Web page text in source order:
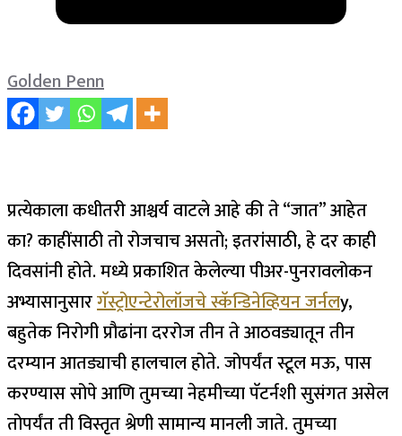
Golden Penn
प्रत्येकाला कधीतरी आश्चर्य वाटले आहे की ते “जात” आहेत
का? काहींसाठी तो रोजचाच असतो; इतरांसाठी, हे दर काही
दिवसांनी होते. मध्ये प्रकाशित केलेल्या पीअर-पुनरावलोकन
अभ्यासानुसारगॅस्ट्रोएन्टेरोलॉजचे स्कॅन्डिनेव्हियन जर्नलy,
बहुतेक निरोगी प्रौढांना दररोज तीन ते आठवड्यातून तीन
दरम्यान आतड्याची हालचाल होते.जोपर्यंत स्टूल मऊ, पास
करण्यास सोपे आणि तुमच्या नेहमीच्या पॅटर्नशी सुसंगत असेल
तोपर्यंत ती विस्तृत श्रेणी सामान्य मानली जाते. तुमच्या